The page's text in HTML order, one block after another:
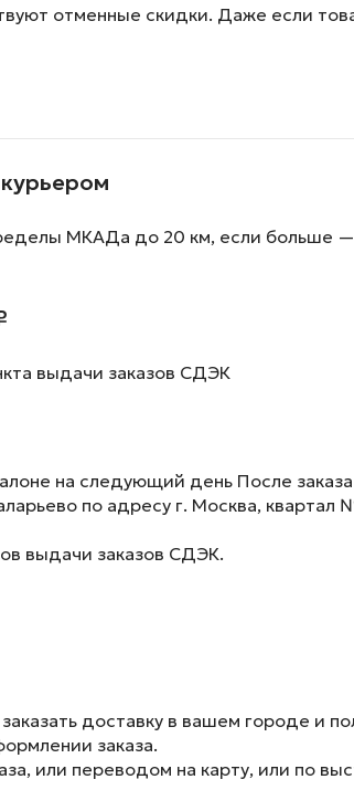
отменные скидки. Даже если
МКАДа до 20 км, если больше
выдачи заказов СДЭК
на следующий день После
по адресу г. Москва,
выдачи заказов СДЭК.
доставку в вашем городе и
заказа.
или переводом на карту, или по